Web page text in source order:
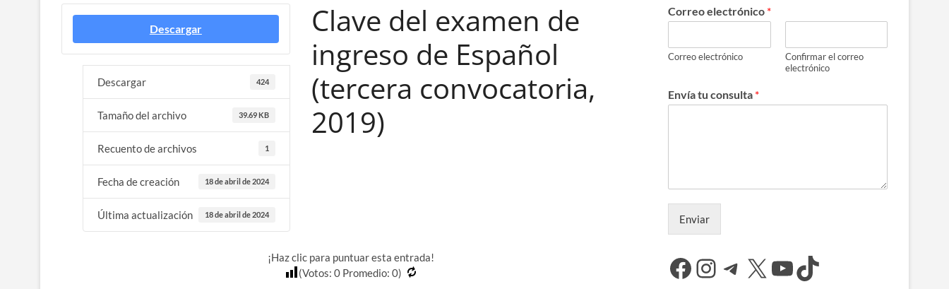
Descargar
Descargar 424
Tamaño del archivo 39.69 KB
Recuento de archivos 1
Fecha de creación 18 de abril de 2024
Última actualización 18 de abril de 2024
Clave del examen de
ingreso de Español
(tercera convocatoria,
2019)
¡Haz clic para puntuar esta entrada!
(Votos: 0Promedio: 0)
Correo electrónico *
Correo electrónico
Confirmar el correo
electrónico
Envía tu consulta *
Enviar
Facebook
Instagram
Telegram
X YouTube
TikTok